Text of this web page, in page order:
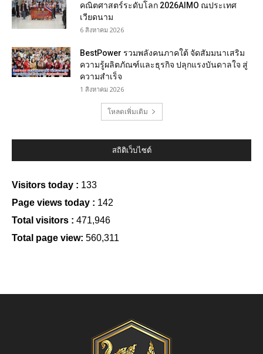
คณิตศาสตร์ระดับโลก 2026AIMO ณประเทศ
เวียดนาม
6 สิงหาคม 2026
BestPower รวมพลังคนภาคใต้ จัดสัมมนาเสริม
ความรู้ผลิตภัณฑ์และธุรกิจ ปลุกแรงบันดาลใจ สู่
ความสำเร็จ
1 สิงหาคม 2026
โหลดเพิ่มเติม
สถิติเว็บไซต์
Visitors today : 133
Page views today : 142
Total visitors : 471,946
Total page view: 560,311